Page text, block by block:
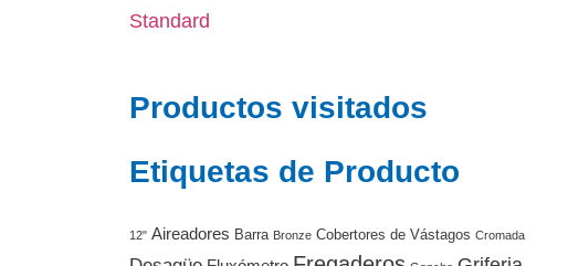
Standard
Productos visitados
Etiquetas de Producto
12" Aireadores Barra Bronze Cobertores de Vástagos Cromada